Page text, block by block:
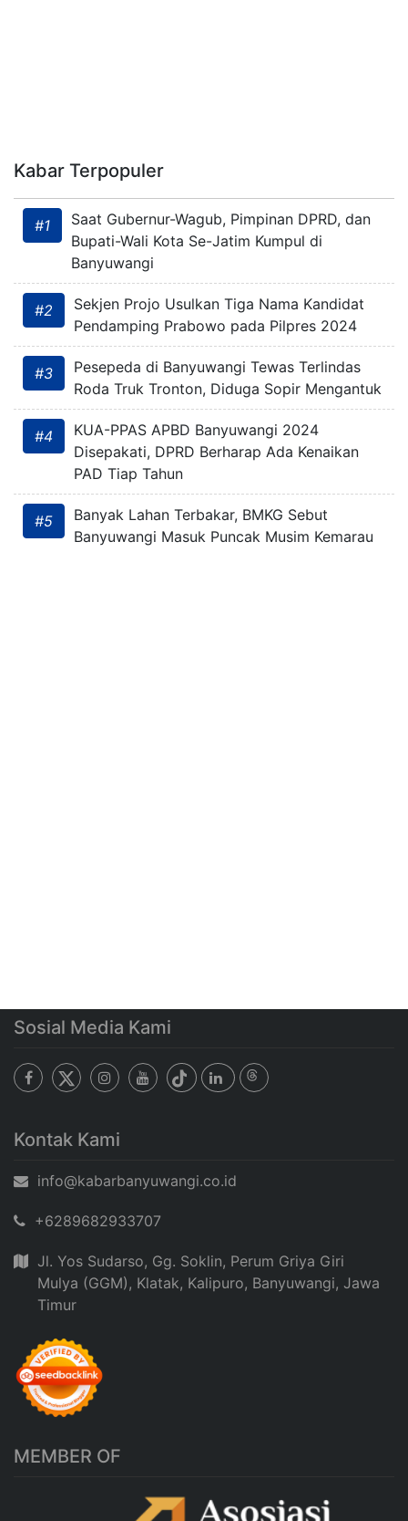
Kabar Terpopuler
#1
Saat Gubernur-Wagub, Pimpinan DPRD, dan
Bupati-Wali Kota Se-Jatim Kumpul di
Banyuwangi
#2
Sekjen Projo Usulkan Tiga Nama Kandidat
Pendamping Prabowo pada Pilpres 2024
#3
Pesepeda di Banyuwangi Tewas Terlindas
Roda Truk Tronton, Diduga Sopir Mengantuk
#4
KUA-PPAS APBD Banyuwangi 2024
Disepakati, DPRD Berharap Ada Kenaikan
PAD Tiap Tahun
#5
Banyak Lahan Terbakar, BMKG Sebut
Banyuwangi Masuk Puncak Musim Kemarau
Sosial Media Kami
Kontak Kami
info@kabarbanyuwangi.co.id
+6289682933707
Jl. Yos Sudarso, Gg. Soklin, Perum Griya Giri
Mulya (GGM), Klatak, Kalipuro, Banyuwangi, Jawa
Timur
MEMBER OF